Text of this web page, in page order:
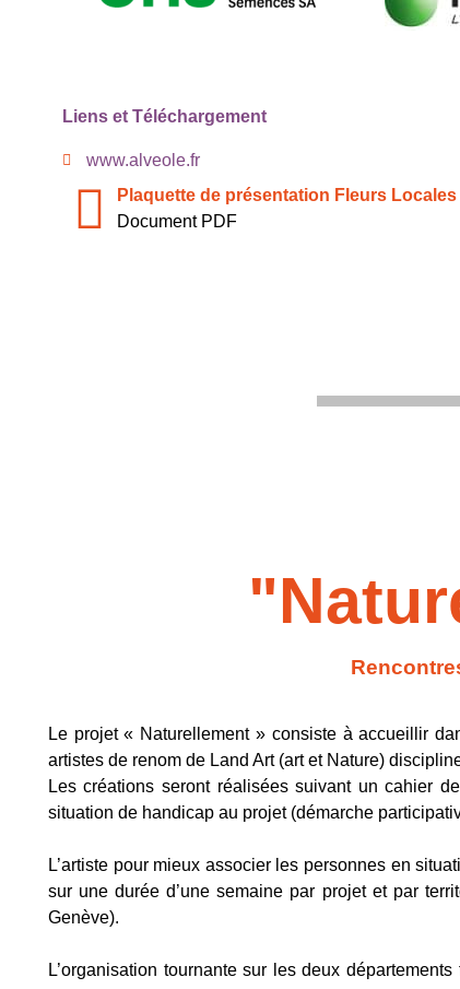
Liens et Téléchargement
www.alveole.fr
Plaquette de présentation Fleurs Locales
Document PDF
Le projet « Naturellement » consiste à accueillir
artistes de renom de Land Art (art et Nature)
Les créations seront réalisées suivant un cahier
situation de handicap au projet (démarche
L’artiste pour mieux associer les personnes en
sur une durée d’une semaine par projet et par
Genève).
L’organisation tournante sur les deux